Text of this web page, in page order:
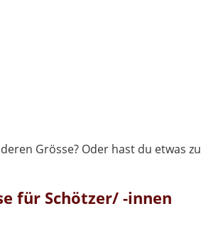
Grösse? Oder hast du etwas
für Schötzer/ -innen